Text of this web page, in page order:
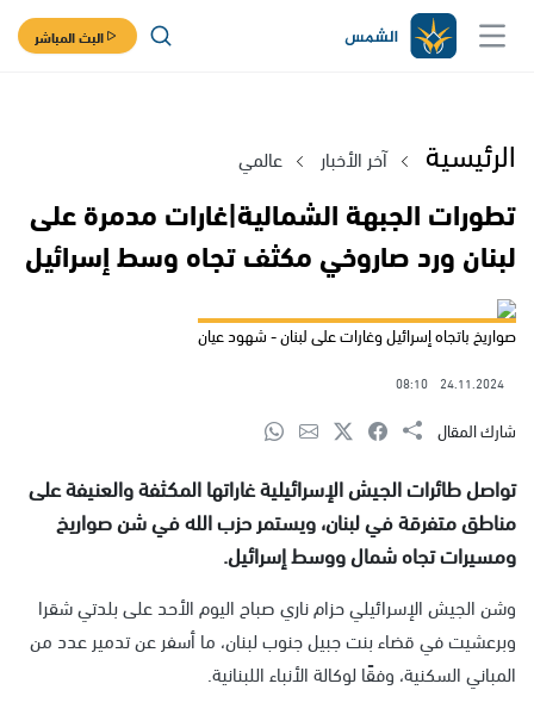
البث المباشر
الرئيسية آخر الأخبار عالمي
تطورات الجبهة الشمالية|غارات مدمرة على
لبنان ورد صاروخي مكثف تجاه وسط إسرائيل
صواريخ باتجاه إسرائيل وغارات على لبنان - شهود عيان
24.11.2024
08:10
شارك المقال
تواصل طائرات الجيش الإسرائيلية غاراتها المكثفة والعنيفة على
مناطق متفرقة في لبنان، ويستمر حزب الله في شن صواريخ
ومسيرات تجاه شمال ووسط إسرائيل.
وشن الجيش الإسرائيلي حزام ناري صباح اليوم الأحد على بلدتي شقرا
وبرعشيت في قضاء بنت جبيل جنوب لبنان، ما أسفر عن تدمير عدد من
المباني السكنية، وفقًا لوكالة الأنباء اللبنانية.